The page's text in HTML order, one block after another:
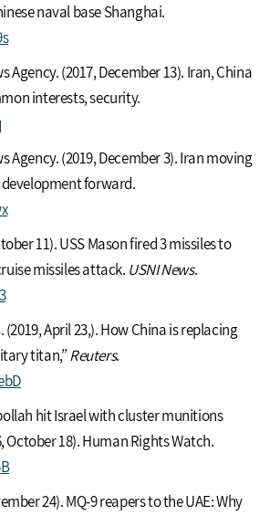
naval base Shanghai.
Agency. (2017, December 13). Iran, China
interests, security.
Agency. (2019, December 3). Iran moving
forward.
11). USS Mason fired 3 missiles to
missiles attack. USNI News.
(2019, April 23,). How China is replacing
titan,”Reuters.
hit Israel with cluster munitions
October 18). Human Rights Watch.
24). MQ-9 reapers to the UAE: Why